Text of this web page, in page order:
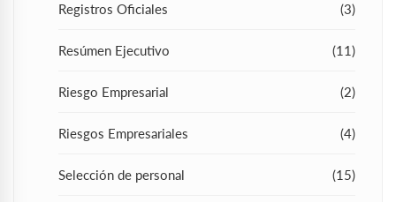
Registros Oficiales (3)
Resúmen Ejecutivo (11)
Riesgo Empresarial (2)
Riesgos Empresariales (4)
Selección de personal (15)